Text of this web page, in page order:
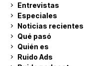
Entrevistas
Especiales
Noticias recientes
Qué pasó
Quién es
Ruido Ads